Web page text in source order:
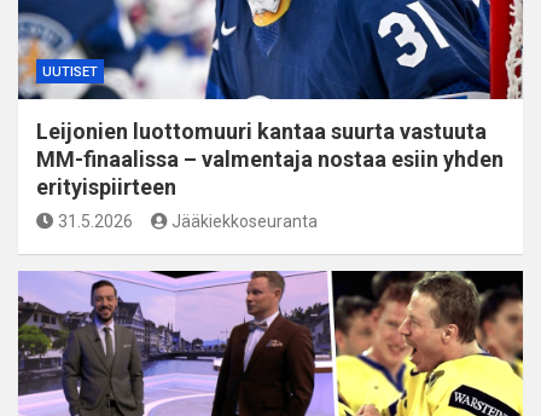
UUTISET
Leijonien luottomuuri kantaa suurta vastuuta
MM-finaalissa – valmentaja nostaa esiin yhden
erityispiirteen
31.5.2026 Jääkiekkoseuranta